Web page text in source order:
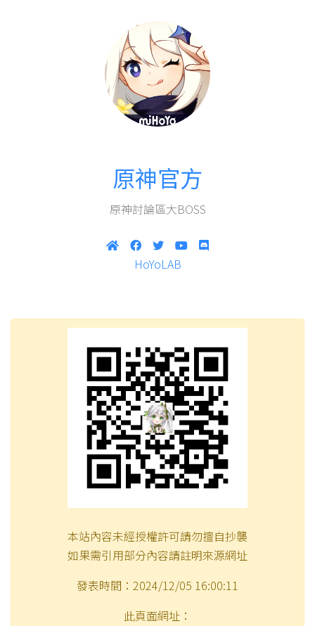
原神官方
原神討論區大BOSS
HoYoLAB
本站內容未經授權許可請勿擅自抄襲
如果需引用部分內容請註明來源網址
發表時間：2024/12/05 16:00:11
此頁面網址：